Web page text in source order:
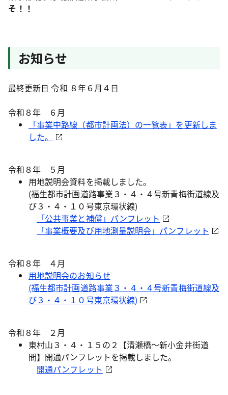
そ！！
お知らせ
最終更新日 令和 ８年６月４日
令和８年 ６月
「事業中路線（都市計画法）の一覧表」を更新しま
した。
令和８年 ５月
用地説明会資料を掲載しました。
(福生都市計画道路事業３・４・４号新青梅街道線及
び３・４・１０号東京環状線)
「公共事業と補償」パンフレット
「事業概要及び用地測量説明会」パンフレット
令和８年 ４月
用地説明会のお知らせ
(福生都市計画道路事業３・４・４号新青梅街道線及
び３・４・１０号東京環状線)
令和８年 ２月
東村山３・４・１５の２【清瀬橋～新小金井街道
間】開通パンフレットを掲載しました。
開通パンフレット